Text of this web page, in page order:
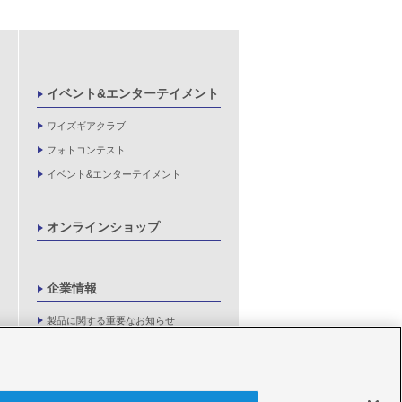
イベント&エンターテイメント
ワイズギアクラブ
フォトコンテスト
イベント&エンターテイメント
オンラインショップ
企業情報
製品に関する重要なお知らせ